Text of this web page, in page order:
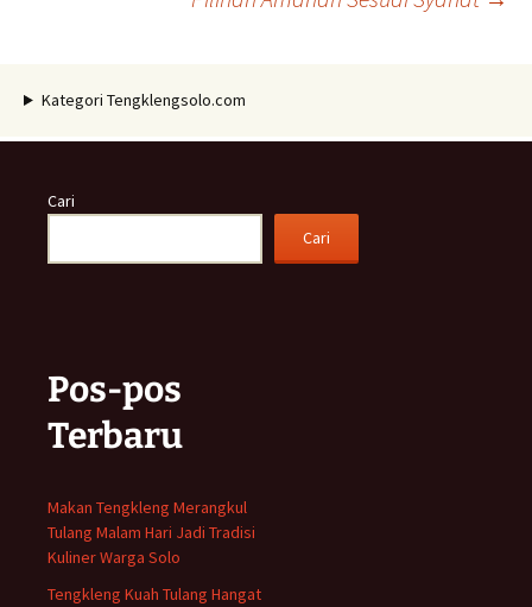
Kategori Tengklengsolo.com
Cari
Cari
Pos-pos
Terbaru
Makan Tengkleng Merangkul
Tulang Malam Hari Jadi Tradisi
Kuliner Warga Solo
Tengkleng Kuah Tulang Hangat